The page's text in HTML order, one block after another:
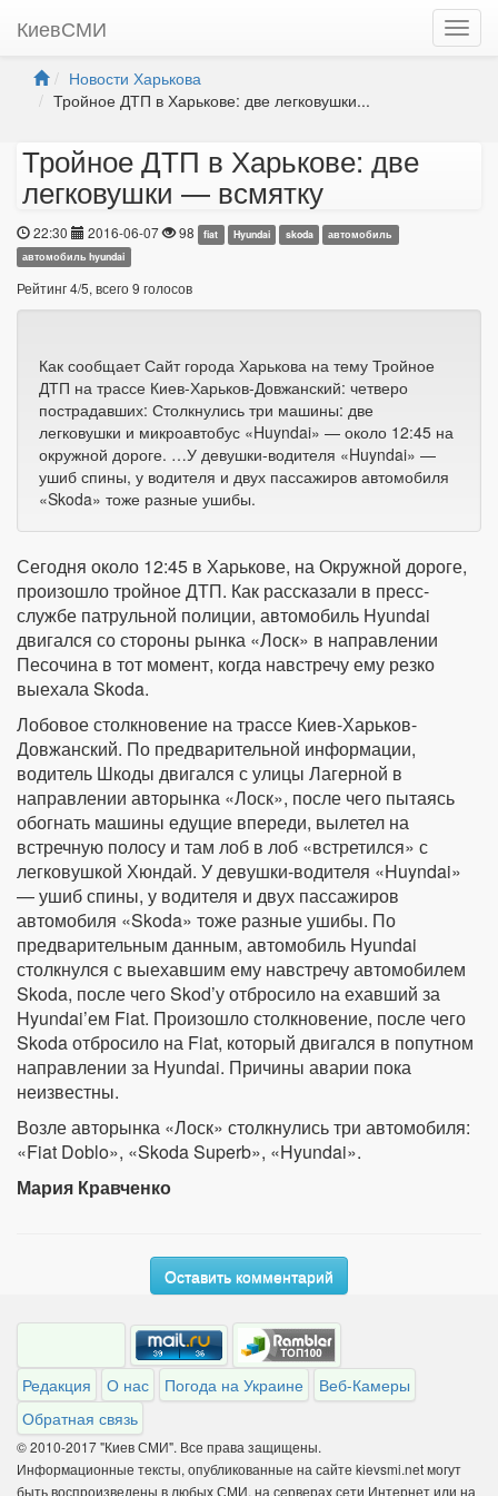
КиевСМИ
Новости Харькова
Тройное ДТП в Харькове: две легковушки...
Тройное ДТП в Харькове: две
легковушки — всмятку
22:30 2016-06-07 98 fiat Hyundai skoda
автомобиль
автомобиль hyundai
Рейтинг4/5, всего9 голосов
Как сообщает Сайт города Харькова на тему Тройное
ДТП на трассе Киев-Харьков-Довжанский: четверо
пострадавших: Столкнулись три машины: две
легковушки и микроавтобус «Huyndai» — около 12:45 на
окружной дороге. …У девушки-водителя «Huyndai» —
ушиб спины, у водителя и двух пассажиров автомобиля
«Skoda» тоже разные ушибы.
Сегодня около 12:45 в Харькове, на Окружной дороге,
произошло тройное ДТП. Как рассказали в пресс-
службе патрульной полиции, автомобиль Hyundai
двигался со стороны рынка «Лоск» в направлении
Песочина в тот момент, когда навстречу ему резко
выехала Skoda.
Лобовое столкновение на трассе Киев-Харьков-
Довжанский. По предварительной информации,
водитель Шкоды двигался с улицы Лагерной в
направлении авторынка «Лоск», после чего пытаясь
обогнать машины едущие впереди, вылетел на
встречную полосу и там лоб в лоб «встретился» с
легковушкой Хюндай. У девушки-водителя «Huyndai»
— ушиб спины, у водителя и двух пассажиров
автомобиля «Skoda» тоже разные ушибы. По
предварительным данным, автомобиль Hyundai
столкнулся с выехавшим ему навстречу автомобилем
Skoda, после чего Skod’у отбросило на ехавший за
Hyundai’ем Fiat. Произошло столкновение, после чего
Skoda отбросило на Fiat, который двигался в попутном
направлении за Hyundai. Причины аварии пока
неизвестны.
Возле авторынка «Лоск» столкнулись три автомобиля:
«Fiat Doblo», «Skoda Superb», «Hyundai».
Мария Кравченко
Оставить комментарий
Редакция О нас Погода на Украине
Веб-Камеры
Обратная связь
© 2010-2017 "Киев СМИ". Все права защищены.
Информационные тексты, опубликованные на сайте kievsmi.net могут
быть воспроизведены в любых СМИ, на серверах сети Интернет или на